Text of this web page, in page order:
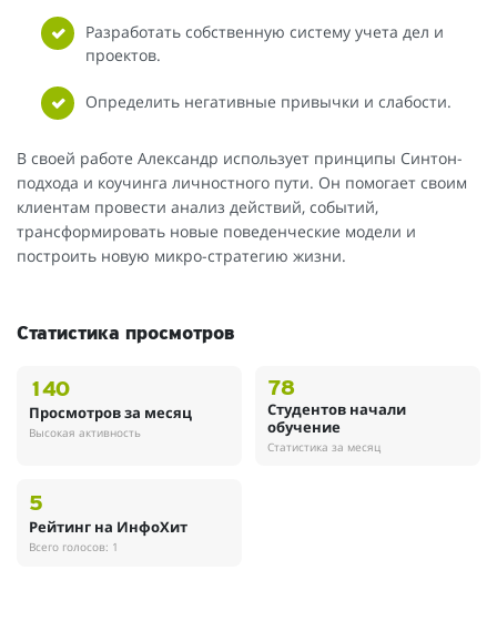
Разработать собственную систему учета дел и
проектов.
Определить негативные привычки и слабости.
В своей работе Александр использует принципы Синтон-
подхода и коучинга личностного пути. Он помогает своим
клиентам провести анализ действий, событий,
трансформировать новые поведенческие модели и
построить новую микро-стратегию жизни.
Статистика просмотров
140
Просмотров за месяц
Высокая активность
78
Студентов начали
обучение
Статистика за месяц
5
Рейтинг на ИнфоХит
Всего голосов: 1